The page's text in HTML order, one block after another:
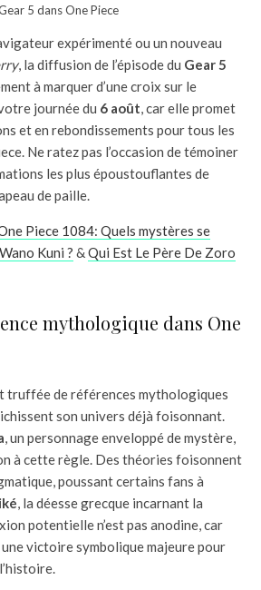
5 dans One Piece
expérimenté ou un nouveau
, la diffusion de l’épisode du Gear 5
à marquer d’une croix sur le
journée du 6 août, car elle promet
et en rebondissements pour tous les
Ne ratez pas l’occasion de témoiner
les plus époustouflantes de
de paille.
Piece 1084: Quels mystères se
Kuni ? &Qui Est Le Père De Zoro
mythologique dans One
truffée de références mythologiques
son univers déjà foisonnant.
, un personnage enveloppé de mystère,
à cette règle. Des théories foisonnent
poussant certains fans à
, la déesse grecque incarnant la
potentielle n’est pas anodine, car
victoire symbolique majeure pour